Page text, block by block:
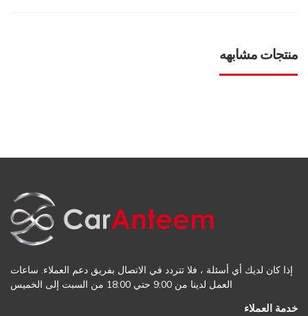
منتجات مشابهه
إذا كان لديك أي أسئلة ، فلا تتردد في الاتصال بفريق دعم العملاء. ساعات
العمل لدينا من 9:00 حتي 18:00 من السبت إلى الخميس
خدمة العملاء